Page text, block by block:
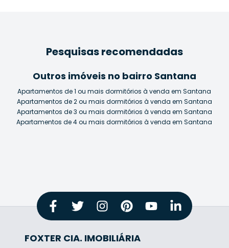
Pesquisas recomendadas
Outros imóveis no bairro Santana
Apartamentos de 1 ou mais dormitórios à venda em Santana
Apartamentos de 2 ou mais dormitórios à venda em Santana
Apartamentos de 3 ou mais dormitórios à venda em Santana
Apartamentos de 4 ou mais dormitórios à venda em Santana
FOXTER CIA. IMOBILIÁRIA